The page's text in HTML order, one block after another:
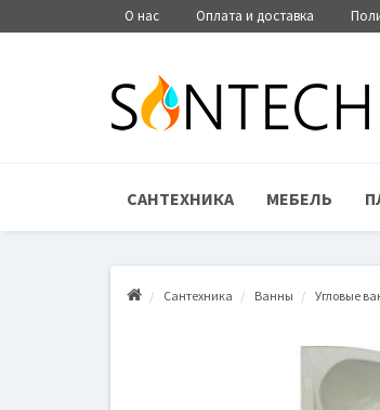
О нас Оплата и доставка
САНТЕХНИКА МЕБЕЛЬ
Сантехника Ванны Угловые